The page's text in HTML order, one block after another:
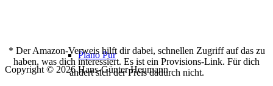
Piano Pur
* Der Amazon-Verweis hilft dir dabei, schnellen Zugriff auf das zu
haben, was dich interessiert. Es ist ein Provisions-Link. Für dich
ändert sich der Preis dadurch nicht.
Copyright © 2026 Hans-Günter Heumann